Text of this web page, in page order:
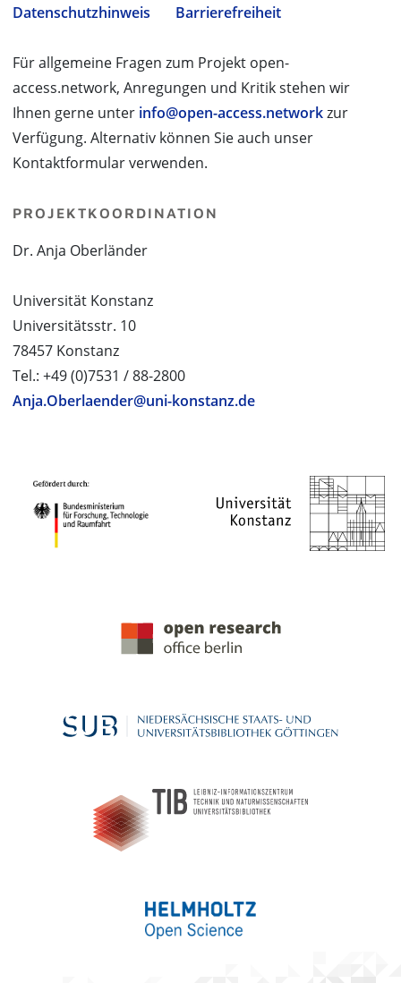
Datenschutzhinweis
Barrierefreiheit
Für allgemeine Fragen zum Projekt open-
access.network, Anregungen und Kritik stehen wir
Ihnen gerne unter info@open-access.networkzur
Verfügung. Alternativ können Sie auch unser
Kontaktformular verwenden.
PROJEKTKOORDINATION
Dr. Anja Oberländer
Universität Konstanz
Universitätsstr. 10
78457 Konstanz
Tel.: +49 (0)7531 / 88-2800
Anja.Oberlaender@uni-konstanz.de